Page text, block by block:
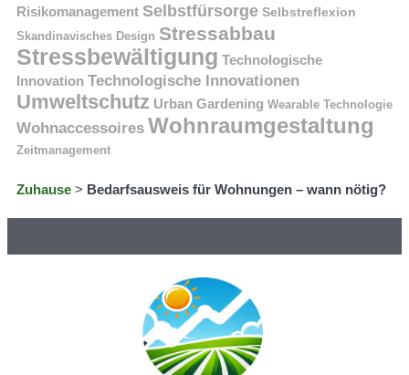
Risikomanagement Selbstfürsorge Selbstreflexion
Skandinavisches Design Stressabbau
Stressbewältigung Technologische
Innovation Technologische Innovationen
Umweltschutz Urban Gardening Wearable Technologie
Wohnaccessoires Wohnraumgestaltung
Zeitmanagement
Zuhause > Bedarfsausweis für Wohnungen – wann nötig?